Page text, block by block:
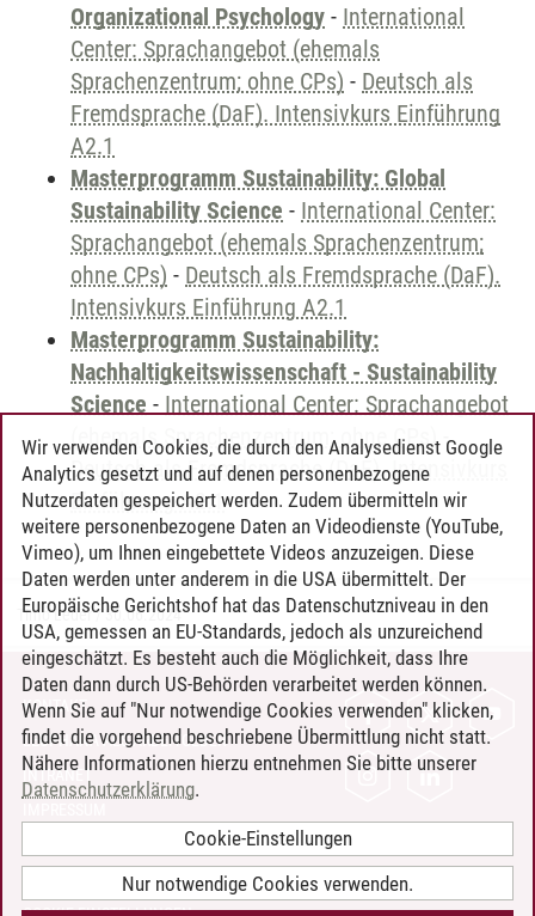
Organizational Psychology - International
Center: Sprachangebot (ehemals
Sprachenzentrum; ohne CPs) - Deutsch als
Fremdsprache (DaF). Intensivkurs Einführung
A2.1
Masterprogramm Sustainability: Global
Sustainability Science - International Center:
Sprachangebot (ehemals Sprachenzentrum;
ohne CPs) - Deutsch als Fremdsprache (DaF).
Intensivkurs Einführung A2.1
Masterprogramm Sustainability:
Nachhaltigkeitswissenschaft - Sustainability
Science - International Center: Sprachangebot
(ehemals Sprachenzentrum; ohne CPs)-
Deutsch als Fremdsprache (DaF). Intensivkurs
Einführung A2.1
Timo Leder/30.06.2024
KONTAKT
LEUPHANA ALS ARBEITGEBER
INTRANET
BARRIEREFREIHEIT
Wir verwenden Cookies, die durch den Analysedienst Google
Analytics gesetzt und auf denen personenbezogene
Nutzerdaten gespeichert werden. Zudem übermitteln wir
weitere personenbezogene Daten an Videodienste (YouTube,
Vimeo), um Ihnen eingebettete Videos anzuzeigen. Diese
Daten werden unter anderem in die USA übermittelt. Der
Europäische Gerichtshof hat das Datenschutzniveau in den
USA, gemessen an EU-Standards, jedoch als unzureichend
eingeschätzt. Es besteht auch die Möglichkeit, dass Ihre
Daten dann durch US-Behörden verarbeitet werden können.
Wenn Sie auf "Nur notwendige Cookies verwenden" klicken,
findet die vorgehend beschriebene Übermittlung nicht statt.
Nähere Informationen hierzu entnehmen Sie bitte unserer
Datenschutzerklärung.
Cookie-Einstellungen
Nur notwendige Cookies verwenden.